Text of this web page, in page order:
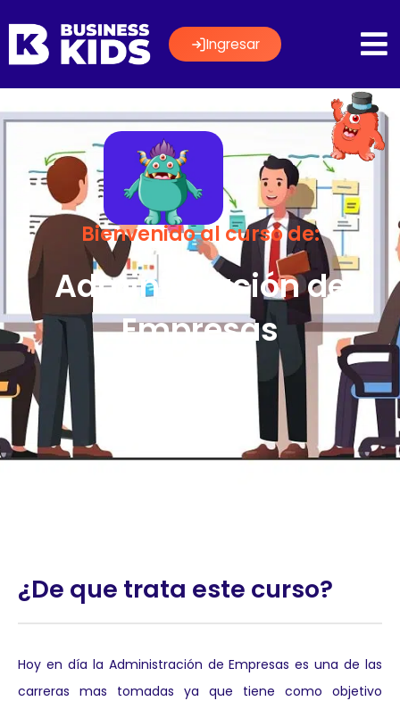
Ingresar
Bienvenido al curso de:
Administración de
Empresas
¿De que trata este curso?
Hoy en día la Administración de Empresas es una de las
carreras mas tomadas ya que tiene como objetivo